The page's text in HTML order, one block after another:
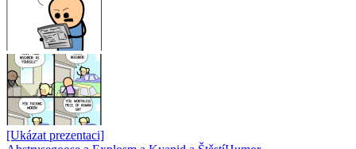
[Ukázat prezentaci]